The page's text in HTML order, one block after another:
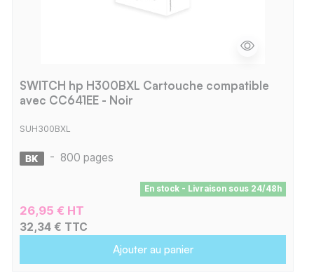
SWITCH hp H300BXL Cartouche compatible
avec CC641EE - Noir
SUH300BXL
- 800 pages
En stock - Livraison sous 24/48h
26,95 € HT
32,34 € TTC
Ajouter au panier